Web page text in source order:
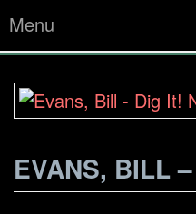
Menu
EVANS, BILL